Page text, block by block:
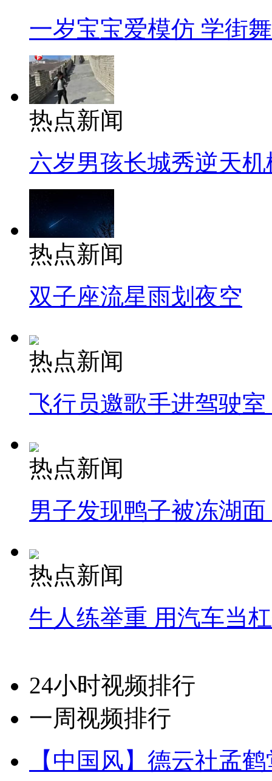
一岁宝宝爱模仿 学街
热点新闻
六岁男孩长城秀逆天机
热点新闻
双子座流星雨划夜空
热点新闻
飞行员邀歌手进驾驶
热点新闻
男子发现鸭子被冻湖
热点新闻
牛人练举重 用汽车当
24小时视频排行
一周视频排行
【中国风】德云社孟